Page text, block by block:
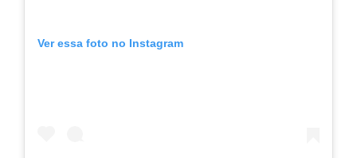
Ver essa foto no Instagram